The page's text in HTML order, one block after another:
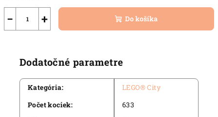
+
− Do košíka
Dodatočné parametre
Kategória:
LEGO® City
Počet kociek:
633